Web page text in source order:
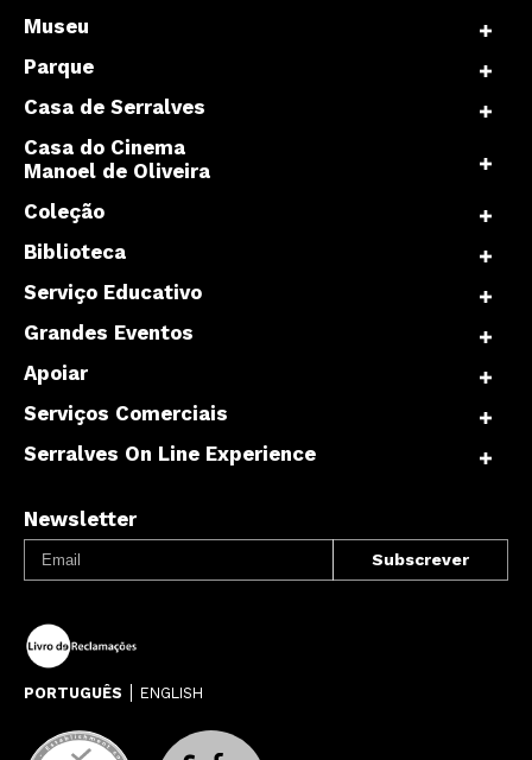
Museu
Parque
Casa de Serralves
Casa do Cinema
Manoel de Oliveira
Coleção
Biblioteca
Serviço Educativo
Grandes Eventos
Apoiar
Serviços Comerciais
Serralves On Line Experience
Newsletter
PORTUGUÊS ENGLISH